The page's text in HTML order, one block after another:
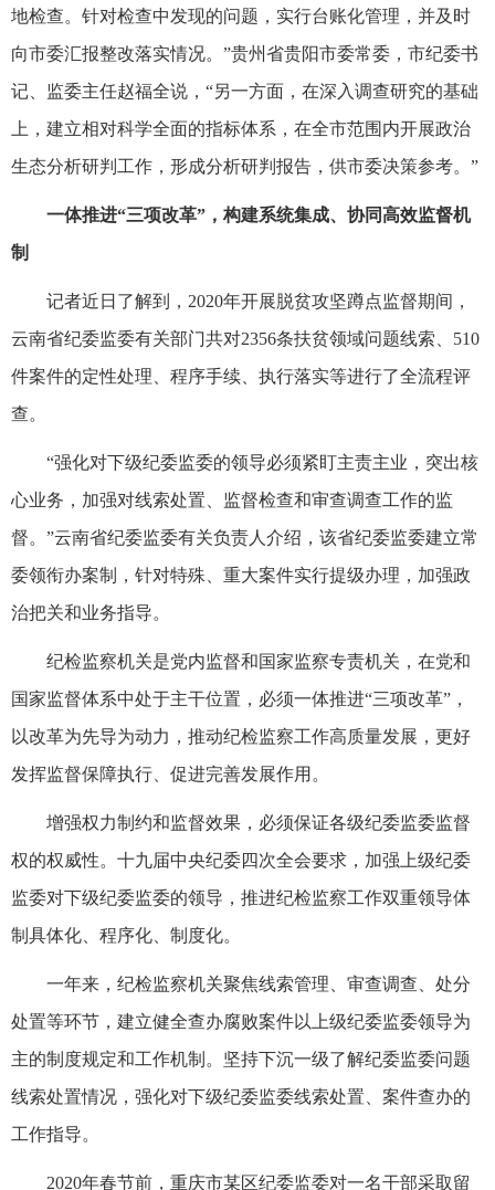
地检查。针对检查中发现的问题，实行台账化管理，并及时
向市委汇报整改落实情况。”贵州省贵阳市委常委，市纪委书
记、监委主任赵福全说，“另一方面，在深入调查研究的基础
上，建立相对科学全面的指标体系，在全市范围内开展政治
生态分析研判工作，形成分析研判报告，供市委决策参考。”
一体推进“三项改革”，构建系统集成、协同高效监督机
制
记者近日了解到，2020年开展脱贫攻坚蹲点监督期间，
云南省纪委监委有关部门共对2356条扶贫领域问题线索、510
件案件的定性处理、程序手续、执行落实等进行了全流程评
查。
“强化对下级纪委监委的领导必须紧盯主责主业，突出核
心业务，加强对线索处置、监督检查和审查调查工作的监
督。”云南省纪委监委有关负责人介绍，该省纪委监委建立常
委领衔办案制，针对特殊、重大案件实行提级办理，加强政
治把关和业务指导。
纪检监察机关是党内监督和国家监察专责机关，在党和
国家监督体系中处于主干位置，必须一体推进“三项改革”，
以改革为先导为动力，推动纪检监察工作高质量发展，更好
发挥监督保障执行、促进完善发展作用。
增强权力制约和监督效果，必须保证各级纪委监委监督
权的权威性。十九届中央纪委四次全会要求，加强上级纪委
监委对下级纪委监委的领导，推进纪检监察工作双重领导体
制具体化、程序化、制度化。
一年来，纪检监察机关聚焦线索管理、审查调查、处分
处置等环节，建立健全查办腐败案件以上级纪委监委领导为
主的制度规定和工作机制。坚持下沉一级了解纪委监委问题
线索处置情况，强化对下级纪委监委线索处置、案件查办的
工作指导。
2020年春节前，重庆市某区纪委监委对一名干部采取留